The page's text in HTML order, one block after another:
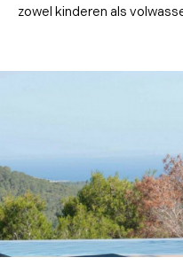
zowel kinderen als